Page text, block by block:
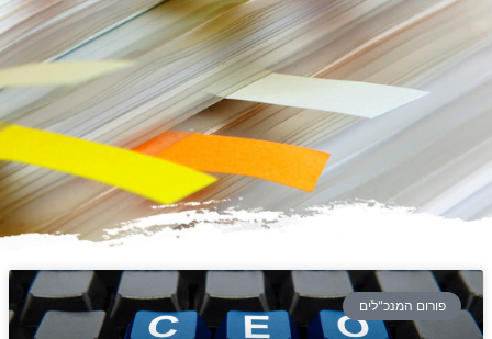
פורום המנכ"לים